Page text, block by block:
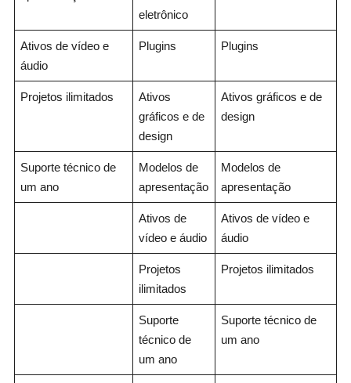
eletrônico
Ativos de vídeo e
áudio
Plugins Plugins
Projetos ilimitados
Ativos
gráficos e de
design
Ativos gráficos e de
design
Suporte técnico de
um ano
Modelos de
apresentação
Modelos de
apresentação
Ativos de
vídeo e áudio
Ativos de vídeo e
áudio
Projetos
ilimitados
Projetos ilimitados
Suporte
técnico de
um ano
Suporte técnico de
um ano